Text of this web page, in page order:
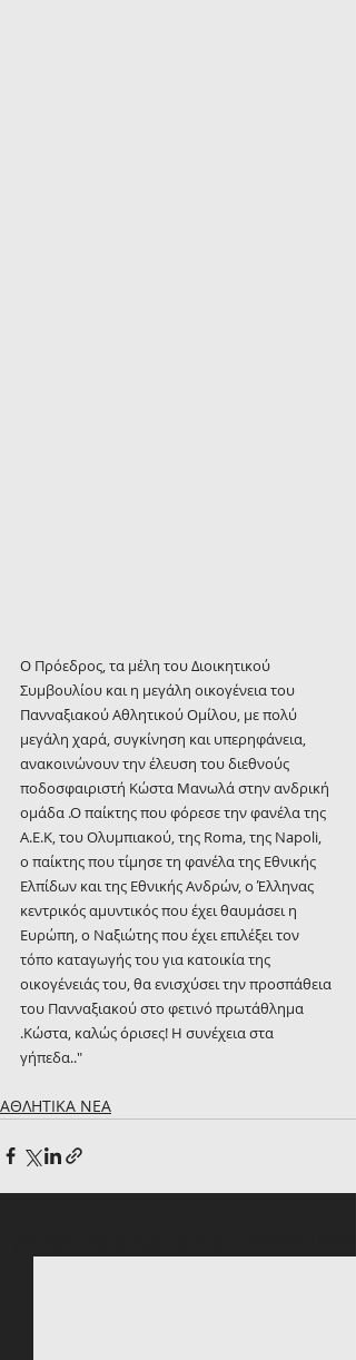
Ο Πρόεδρος, τα μέλη του Διοικητικού
Συμβουλίου και η μεγάλη οικογένεια του
Πανναξιακού Αθλητικού Ομίλου, με πολύ
μεγάλη χαρά, συγκίνηση και υπερηφάνεια,
ανακοινώνουν την έλευση του διεθνούς
ποδοσφαιριστή Κώστα Μανωλά στην ανδρική
ομάδα .Ο παίκτης που φόρεσε την φανέλα της
Α.Ε.Κ, του Ολυμπιακού, της Roma, της Napoli,
o παίκτης που τίμησε τη φανέλα της Εθνικής
Ελπίδων και της Εθνικής Ανδρών, ο Έλληνας
κεντρικός αμυντικός που έχει θαυμάσει η
Ευρώπη, ο Ναξιώτης που έχει επιλέξει τον
τόπο καταγωγής του για κατοικία της
οικογένειάς του, θα ενισχύσει την προσπάθεια
του Πανναξιακού στο φετινό πρωτάθλημα
.Κώστα, καλώς όρισες! Η συνέχεια στα
γήπεδα.."
ΑΘΛΗΤΙΚΑ ΝΕΑ